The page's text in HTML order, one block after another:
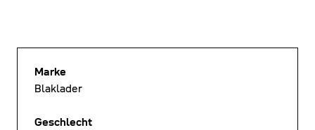
Marke
Blaklader
Geschlecht